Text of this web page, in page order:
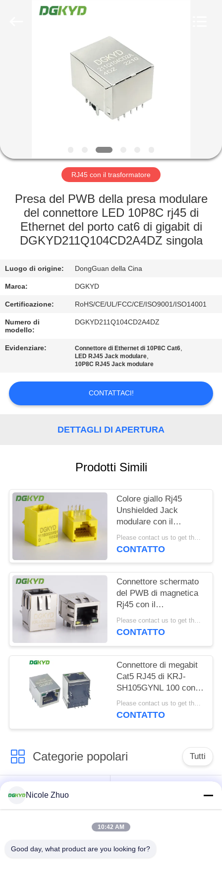
PRODOTTI
CIRCA
GIRO
DELLA
FABBRICA
CONTROLLO
DI
QUALITÀ
CONTATTICI
UNA
CITAZIONE
SITEMAP
PRIVACY
RJ45 con il trasformatore
Presa del PWB della presa modulare
del connettore LED 10P8C rj45 di
Ethernet del porto cat6 di gigabit di
DGKYD211Q104CD2A4DZ singola
Luogo di origine: DongGuan della Cina
Marca: DGKYD
Certificazione: RoHS/CE/UL/FCC/CE/ISO9001/ISO14001
Numero di
modello:
DGKYD211Q104CD2A4DZ
Evidenziare: Connettore di Ethernet di 10P8C Cat6,
LED RJ45 Jack modulare,
10P8C RJ45 Jack modulare
CONTATTACI!
DETTAGLI DI APERTURA
Prodotti Simili
Colore giallo Rj45
Unshielded Jack
modulare con il
trasformatore, 100
base - T
Please contact us to get the latest price. MOQ:1 pezzo
CONTATTO
Connettore schermato
del PWB di magnetica
Rj45 con il
trasformatore integrato
personalizzabile
Please contact us to get the latest price. MOQ:1 pezzo
CONTATTO
Connettore di megabit
Cat5 RJ45 di KRJ-
SH105GYNL 100 con il
trasformatore per il
commutatore della
Please contact us to get the latest price. MOQ:1 pezzo
CONTATTO
Categorie popolari Tutti
connettore di
Nicole Zhuo
10:42 AM
Good day, what product are you looking for?